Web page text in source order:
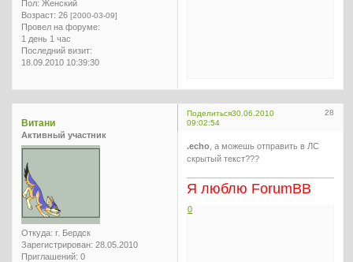
Пол: Женский
Возраст: 26 [2000-03-09]
Провел на форуме:
1 день 1 час
Последний визит:
18.09.2010 10:39:30
Поделиться 28
30.06.2010
09:02:54
Витани
Активный участник
Откуда: г. Бердск
Зарегистрирован: 28.05.2010
Приглашений: 0
.echo , а можешь отправить в ЛС
скрытый текст???
Я люблю ForumBB
0